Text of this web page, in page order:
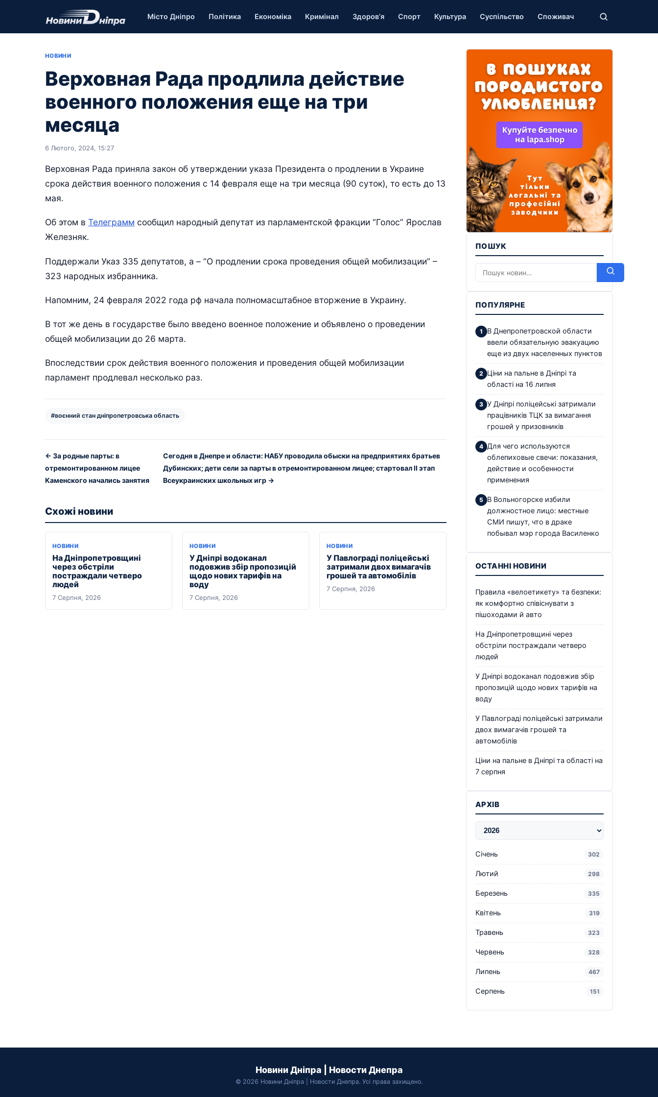
Місто Дніпро Політика Економіка Кримінал Здоров’я Спорт Культура Суспільство Споживач
НОВИНИ
Верховная Рада продлила действие
военного положения еще на три
месяца
6 Лютого, 2024, 15:27
Верховная Рада приняла закон об утверждении указа Президента о продлении в Украине
срока действия военного положения с 14 февраля еще на три месяца (90 суток), то есть до 13
мая.
Об этом в Телеграмм сообщил народный депутат из парламентской фракции “Голос” Ярослав
Железняк.
Поддержали Указ 335 депутатов, а – “О продлении срока проведения общей мобилизации” –
323 народных избранника.
Напомним, 24 февраля 2022 года рф начала полномасштабное вторжение в Украину.
В тот же день в государстве было введено военное положение и объявлено о проведении
общей мобилизации до 26 марта.
Впоследствии срок действия военного положения и проведения общей мобилизации
парламент продлевал несколько раз.
#воєнний стан дніпропетровська область
← За родные парты: в
отремонтированном лицее
Каменского начались занятия
Сегодня в Днепре и области: НАБУ проводила обыски на предприятиях братьев
Дубинских; дети сели за парты в отремонтированном лицее; стартовал ІІ этап
Всеукраинских школьных игр →
Схожі новини
НОВИНИ
На Дніпропетровщині
через обстріли
постраждали четверо
людей
7 Серпня, 2026
НОВИНИ
У Дніпрі водоканал
подовжив збір пропозицій
щодо нових тарифів на
воду
7 Серпня, 2026
НОВИНИ
У Павлограді поліцейські
затримали двох вимагачів
грошей та автомобілів
7 Серпня, 2026
ПОШУК
ПОПУЛЯРНЕ
В Днепропетровской области
ввели обязательную эвакуацию
еще из двух населенных пунктов
Ціни на пальне в Дніпрі та
області на 16 липня
У Дніпрі поліцейські затримали
працівників ТЦК за вимагання
грошей у призовників
Для чего используются
облепиховые свечи: показания,
действие и особенности
применения
В Вольногорске избили
должностное лицо: местные
СМИ пишут, что в драке
побывал мэр города Василенко
ОСТАННІ НОВИНИ
Правила «велоетикету» та безпеки:
як комфортно співіснувати з
пішоходами й авто
На Дніпропетровщині через
обстріли постраждали четверо
людей
У Дніпрі водоканал подовжив збір
пропозицій щодо нових тарифів на
воду
У Павлограді поліцейські затримали
двох вимагачів грошей та
автомобілів
Ціни на пальне в Дніпрі та області на
7 серпня
АРХІВ
Січень 302
Лютий 298
Березень 335
Квітень 319
Травень 323
Червень 328
Липень 467
Серпень 151
Новини Дніпра | Новости Днепра
© 2026 Новини Дніпра | Новости Днепра. Усі права захищено.